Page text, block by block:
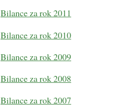
Bilance za rok 2011
Bilance za rok 2010
Bilance za rok 2009
Bilance za rok 2008
Bilance za rok 2007